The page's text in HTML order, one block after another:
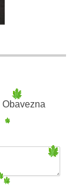
Obavezna